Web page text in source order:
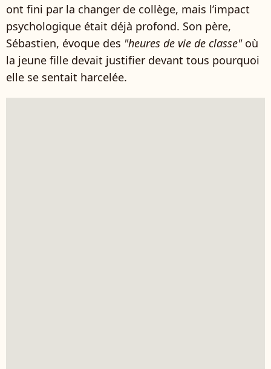
ont fini par la changer de collège, mais l’impact
psychologique était déjà profond. Son père,
Sébastien, évoque des "heures de vie de classe" où
la jeune fille devait justifier devant tous pourquoi
elle se sentait harcelée.